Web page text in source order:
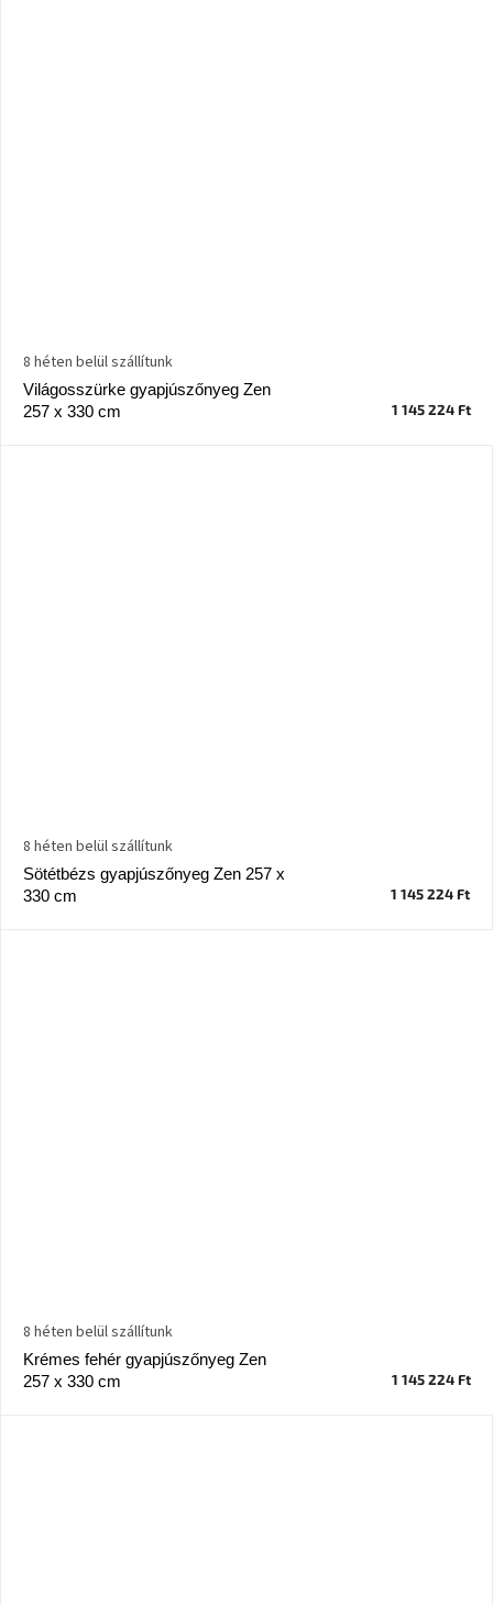
Világosszürke gyapjúszőnyeg Zen
257 x 330 cm
8 héten belül szállítunk
1 145 224 Ft
Sötétbézs gyapjúszőnyeg Zen 257 x
330 cm
8 héten belül szállítunk
1 145 224 Ft
Krémes fehér gyapjúszőnyeg Zen
257 x 330 cm
8 héten belül szállítunk
1 145 224 Ft